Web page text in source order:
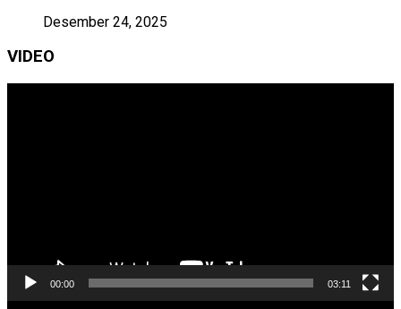
Desember 24, 2025
VIDEO
00:00 03:11